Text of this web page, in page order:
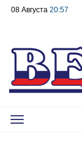
08 Августа 20:57
Toggle